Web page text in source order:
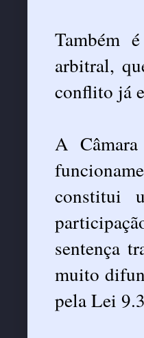
Também
arbitral,
conflito já
A
constitui
sentença
muito
pela Lei